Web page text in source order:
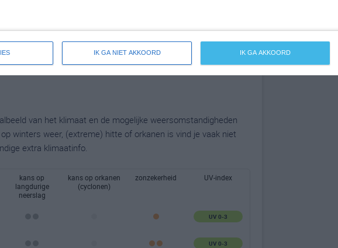
IK GA NIET AKKOORD IK GA AKKOORD
van het klimaat en de mogelijke weersomstandigheden
winters weer, (extreme) hitte of orkanen is vind je vaak niet
extra klimaatinfo.
kans op
langdurige
neerslag
kans op orkanen
(cyclonen)
zonzekerheid UV-index
UV 0-3
UV 0-3